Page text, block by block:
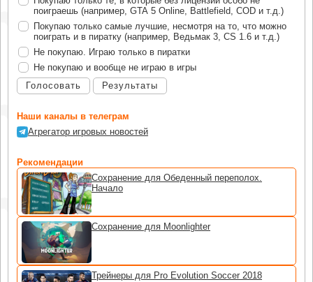
поиграешь (например, GTA 5 Online, Battlefield, COD и т.д.)
Покупаю только самые лучшие, несмотря на то, что можно
поиграть и в пиратку (например, Ведьмак 3, CS 1.6 и т.д.)
Не покупаю. Играю только в пиратки
Не покупаю и вообще не играю в игры
Голосовать
Результаты
Наши каналы в телеграм
Агрегатор игровых новостей
Рекомендации
Сохранение для Обеденный переполох.
Начало
Сохранение для Moonlighter
Трейнеры для Pro Evolution Soccer 2018